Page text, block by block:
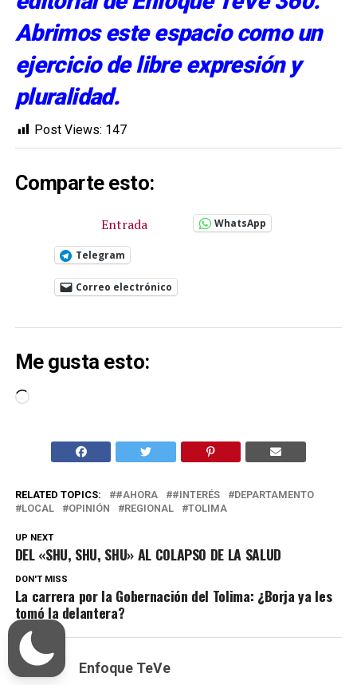
Abrimos este espacio como un
ejercicio de libre expresión y
pluralidad.
Post Views: 147
Comparte esto:
Entrada WhatsApp
Telegram
Correo electrónico
Me gusta esto:
Cargando...
RELATED TOPICS: #AHORA #INTERÉS
DEPARTAMENTO
LOCAL
OPINIÓN REGIONAL TOLIMA
UP NEXT
DEL «SHU, SHU, SHU» AL COLAPSO DE LA SALUD
DON'T MISS
La carrera por la Gobernación del Tolima: ¿Borja ya les
tomó la delantera?
Enfoque TeVe